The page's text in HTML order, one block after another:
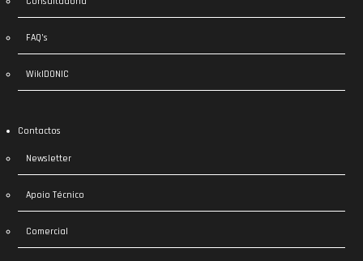
FAQ’s
WikIDONIC
Contactos
Newsletter
Apoio Técnico
Comercial